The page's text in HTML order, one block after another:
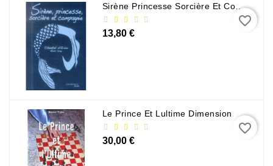
Sirène Princesse Sorcière Et Compagnie
13,80 €
favorite_border
Le Prince Et Lultime Dimension
30,00 €
favorite_border